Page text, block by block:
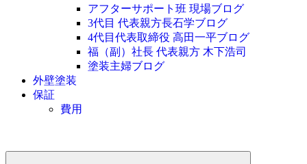
アフターサポート班 現場ブログ
3代目 代表親方長石学ブログ
4代目代表取締役 高田一平ブログ
福（副）社長 代表親方 木下浩司
塗装主婦ブログ
外壁塗装
保証
費用